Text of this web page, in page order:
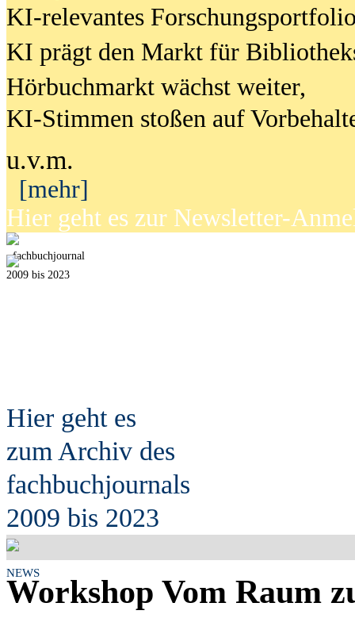
KI-relevantes
KI prägt den Markt für
Hörbuchmarkt wächst weiter,
KI-Stimmen stoßen auf
u.v.m.
[mehr]
Hier geht es zur Newsletter-
fachbuchjournal
2009 bis 2023
Hier geht es
zum Archiv des
fachbuchjournals
2009 bis 2023
NEWS
Workshop Vom Raum